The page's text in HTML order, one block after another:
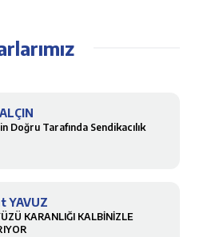
Doğru Tarafında Sendikacılık
YAVUZ
KARANLIĞI KALBİNİZLE